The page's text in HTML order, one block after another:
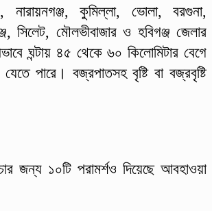
নারায়নগঞ্জ, কুমিল্লা, ভোলা, বরগুনা,
সিলেট, মৌলভীবাজার ও হবিগঞ্জ জেলার
ঘন্টায় ৪৫ থেকে ৬০ কিলোমিটার বেগে
পারে। বজ্রপাতসহ বৃষ্টি বা বজ্রবৃষ্টি
জন্য ১০টি পরামর্শ‌ও দিয়েছে আবহাওয়া